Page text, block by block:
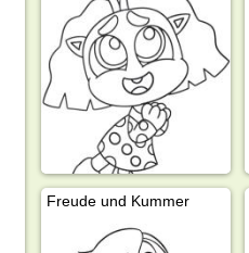
Freude und Kummer